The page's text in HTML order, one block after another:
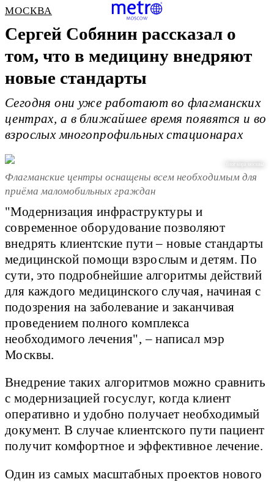
МОСКВА
Сергей Собянин рассказал о
том, что в медицину внедряют
новые стандарты
Сегодня они уже работают во флагманских
центрах, а в ближайшее время появятся и во
взрослых многопрофильных стационарах
/ блог мэра москвы
Флагманские центры оснащены всем необходимым для
приёма маломобильных граждан
"Модернизация инфраструктуры и
современное оборудование позволяют
внедрять клиентские пути – новые стандарты
медицинской помощи взрослым и детям. По
сути, это подробнейшие алгоритмы действий
для каждого медицинского случая, начиная с
подозрения на заболевание и заканчивая
проведением полного комплекса
необходимого лечения", – написал мэр
Москвы.
Внедрение таких алгоритмов можно сравнить
с модернизацией госуслуг, когда клиент
оперативно и удобно получает необходимый
документ. В случае клиентского пути пациент
получит комфортное и эффективное лечение.
Один из самых масштабных проектов нового